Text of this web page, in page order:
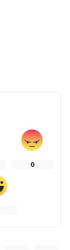
0